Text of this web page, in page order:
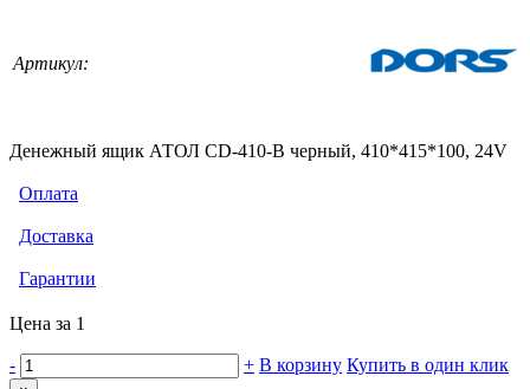
Артикул:
Денежный ящик АТОЛ CD-410-B черный, 410*415*100, 24V
Оплата
Доставка
Гарантии
Цена за 1
- + В корзину Купить в один клик